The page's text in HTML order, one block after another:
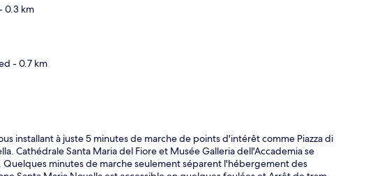
0.3 km
- 0.7 km
installant à juste 5 minutes de marche de points d'intérêt comme Piazza di
Cathédrale Santa Maria del Fiore et Musée Galleria dell'Accademia se
Quelques minutes de marche seulement séparent l'hébergement des